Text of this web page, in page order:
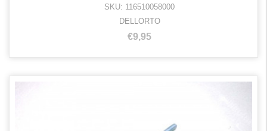
SKU: 116510058000
DELLORTO
€9,95